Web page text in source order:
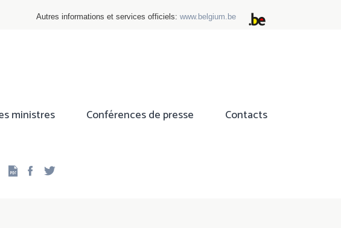
Autres informations et services officiels: www.belgium.be
ministres Conférences de presse Contacts
Facebook